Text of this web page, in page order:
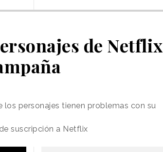
de Netflix
los personajes tienen problemas con su
suscripción a Netflix